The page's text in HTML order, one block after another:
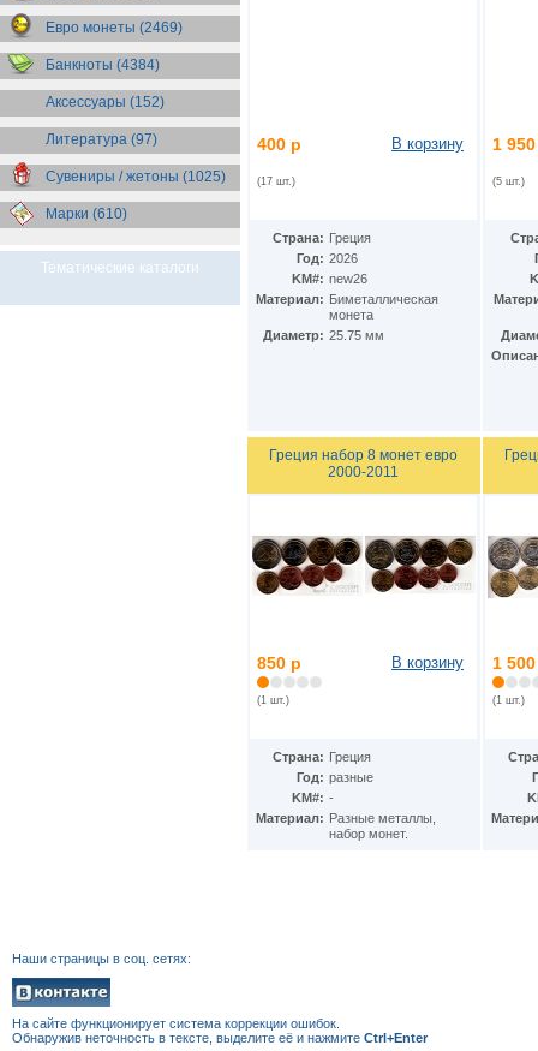
Евро монеты (2469)
Банкноты (4384)
Аксессуары (152)
Литература (97)
Сувениры / жетоны (1025)
Марки (610)
Тематические каталоги
400 р
(17 шт.)
В корзину
Страна: Греция
Год: 2026
KM#: new26
Материал: Биметаллическая
монета
Диаметр: 25.75 мм
1
(5 шт.)
Греция набор 8 монет евро
2000-2011
850 р
(1 шт.)
В корзину
Страна: Греция
Год: разные
KM#: -
Материал: Разные металлы,
набор монет.
1
(1 шт.)
Наши страницы в соц. сетях:
На сайте функционирует система коррекции ошибок.
Обнаружив неточность в тексте, выделите её и нажмите Ctrl+Enter